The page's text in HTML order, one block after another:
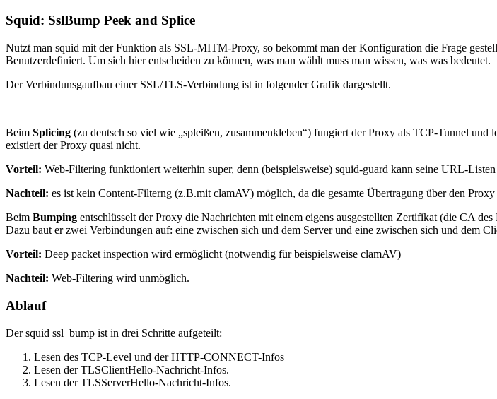
Squid: SslBump Peek and Splice
Nutzt man squid mit der Funktion als SSL-MITM-Proxy, so bekommt man der Konfiguration die Frage
Benutzerdefiniert. Um sich hier entscheiden zu können, was man wählt muss man wissen, was was bedeutet.
Der Verbindunsgaufbau einer SSL/TLS-Verbindung ist in folgender Grafik dargestellt.
Beim Splicing (zu deutsch so viel wie „spleißen, zusammenkleben“) fungiert der Proxy als TCP-Tunnel
existiert der Proxy quasi nicht.
Vorteil: Web-Filtering funktioniert weiterhin super, denn (beispielsweise) squid-guard kann seine URL-
Nachteil: es ist kein Content-Filterng (z.B.mit clamAV) möglich, da die gesamte Übertragung über den
Beim Bumping entschlüsselt der Proxy die Nachrichten mit einem eigens ausgestellten Zertifikat (die CA
Dazu baut er zwei Verbindungen auf: eine zwischen sich und dem Server und eine zwischen sich und dem
Vorteil: Deep packet inspection wird ermöglicht (notwendig für beispielsweise clamAV)
Nachteil: Web-Filtering wird unmöglich.
Ablauf
Der squid ssl_bump ist in drei Schritte aufgeteilt:
Lesen des TCP-Level und der HTTP-CONNECT-Infos
Lesen der TLSClientHello-Nachricht-Infos.
Lesen der TLSServerHello-Nachricht-Infos.